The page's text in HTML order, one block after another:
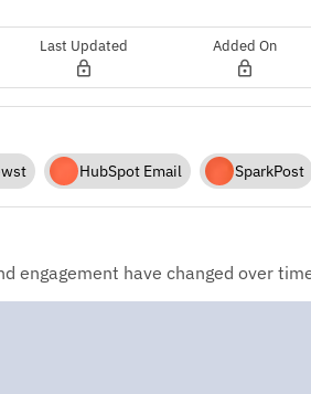
Last Updated Added On
HubSpot Email SparkPost
engagement have changed over